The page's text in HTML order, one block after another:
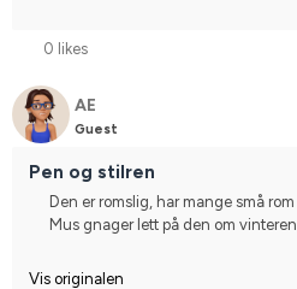
0 likes
AE
Guest
Pen og stilren
Den er romslig, har mange små rom
Mus gnager lett på den om vinteren
Vis originalen